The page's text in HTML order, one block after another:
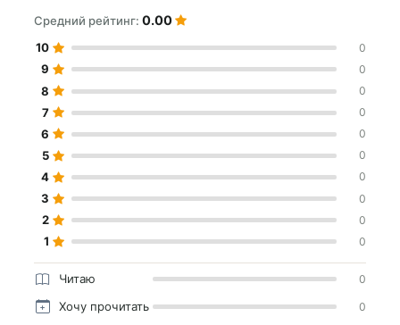
Средний рейтинг: 0.00
10 0
9 0
8 0
7 0
6 0
5 0
4 0
3 0
2 0
1 0
Читаю 0
Хочу прочитать 0